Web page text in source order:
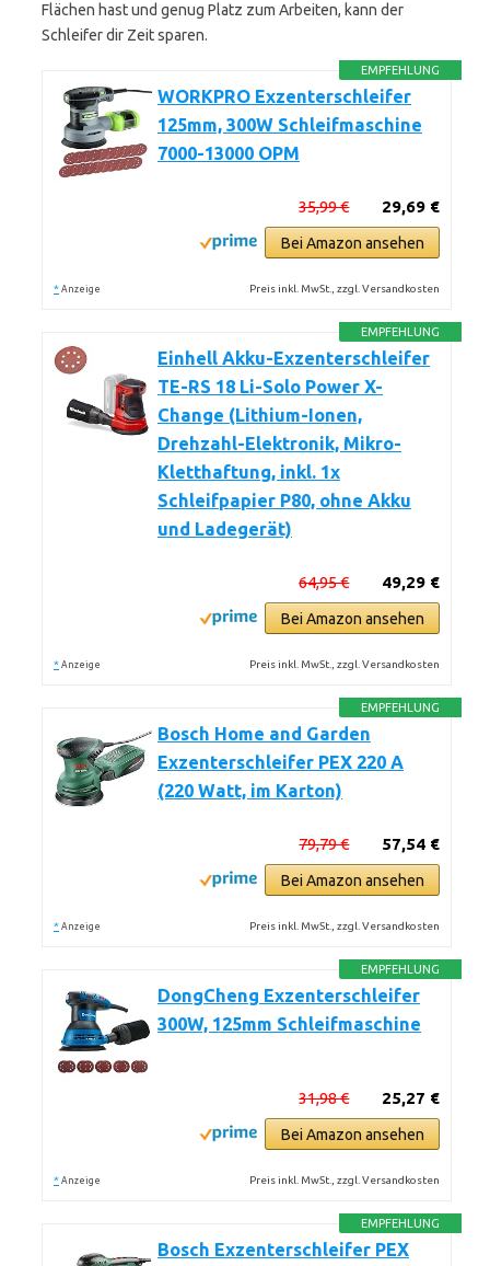
Flächen hast und genug Platz zum Arbeiten, kann der
Schleifer dir Zeit sparen.
EMPFEHLUNG
WORKPRO Exzenterschleifer
125mm, 300W Schleifmaschine
7000-13000 OPM
29,69 €
35,99 €
Bei Amazon ansehen
* Anzeige Preis inkl. MwSt., zzgl. Versandkosten
EMPFEHLUNG
Einhell Akku-Exzenterschleifer
TE-RS 18 Li-Solo Power X-
Change (Lithium-Ionen,
Drehzahl-Elektronik, Mikro-
Kletthaftung, inkl. 1x
Schleifpapier P80, ohne Akku
und Ladegerät)
49,29 €
64,95 €
Bei Amazon ansehen
* Anzeige Preis inkl. MwSt., zzgl. Versandkosten
EMPFEHLUNG
Bosch Home and Garden
Exzenterschleifer PEX 220 A
(220 Watt, im Karton)
57,54 €
79,79 €
Bei Amazon ansehen
* Anzeige Preis inkl. MwSt., zzgl. Versandkosten
EMPFEHLUNG
DongCheng Exzenterschleifer
300W, 125mm Schleifmaschine
25,27 €
31,98 €
Bei Amazon ansehen
* Anzeige Preis inkl. MwSt., zzgl. Versandkosten
EMPFEHLUNG
Bosch Exzenterschleifer PEX